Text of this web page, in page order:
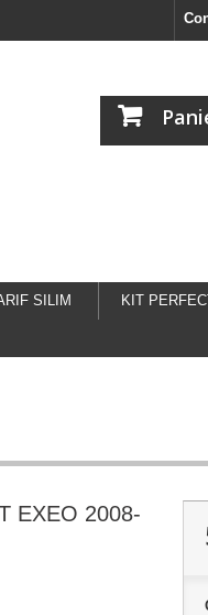
SILIM KIT
EXEO 2008-